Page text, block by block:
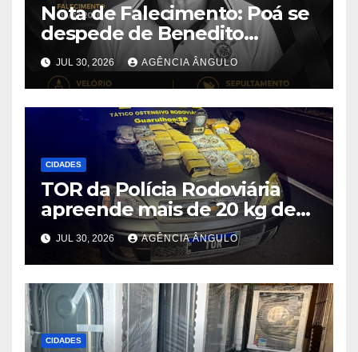
Nota de Falecimento: Poá se
despede de Benedito
Aparecido Girão, o conhecido
“Dito Chaveiro”
JUL 30, 2026 AGÊNCIA ÂNGULO
CIDADES
TOR da Polícia Rodoviária
apreende mais de 20 kg de
maconha e prende dois
suspeitos após perseguição
na Rodovia Ayrton Senna
JUL 30, 2026 AGÊNCIA ÂNGULO
CIDADES